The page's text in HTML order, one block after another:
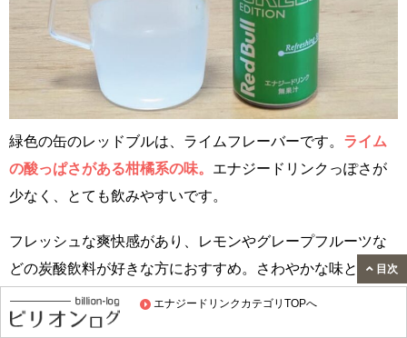
エナジードリンクカテゴリTOPへ
緑色の缶のレッドブルは、ライムフレーバーです。 ライム
の酸っぱさがある柑橘系の味。 エナジードリンクっぽさが
少なく、とても飲みやすいです。
フレッシュな爽快感があり、レモンやグレープフルーツな
どの炭酸飲料が好きな方におすすめ。さわやかな味と香り
で、気分的にもリフレッシュできます。個人的にはとても
好きな味。数量限定販売らしいですが、レギュラーとして
目次